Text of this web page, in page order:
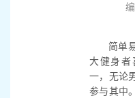
简单
大健身者
一，无论
参与其中